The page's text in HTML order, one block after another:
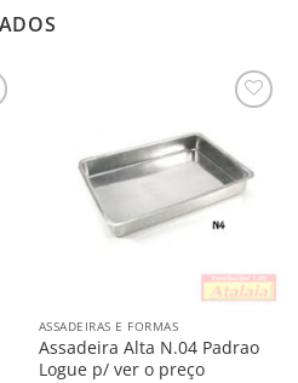
Lista
ASSADEIRAS E FORMAS
Assadeira Alta N.04 Padrao
Logue p/ ver o preço